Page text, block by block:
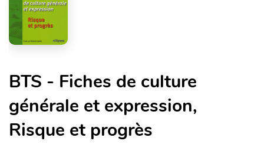
BTS - Fiches de culture
générale et expression,
Risque et progrès